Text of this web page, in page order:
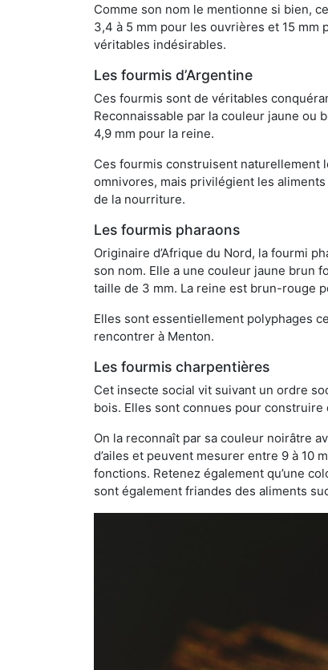
Comme son nom le mentionne si bien,
3,4 à 5 mm pour les ouvrières et 15 mm
véritables indésirables.
Les fourmis d’Argentine
Ces fourmis sont de véritables
Reconnaissable par la couleur jaune ou
4,9 mm pour la reine.
Ces fourmis construisent naturellement
omnivores, mais privilégient les
de la nourriture.
Les fourmis pharaons
Originaire d’Afrique du Nord, la fourmi
son nom. Elle a une couleur jaune brun
taille de 3 mm. La reine est brun-rouge
Elles sont essentiellement polyphages
rencontrer à Menton.
Les fourmis charpentières
Cet insecte social vit suivant un ordre
bois. Elles sont connues pour
On la reconnaît par sa couleur noirâtre
d’ailes et peuvent mesurer entre 9 à 10
fonctions. Retenez également qu’une
sont également friandes des aliments